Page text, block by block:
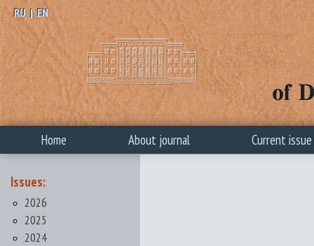
RU | EN
Home About journal Current issue
Issues:
2026
2025
2024